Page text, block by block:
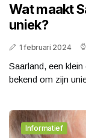
Wat maakt
uniek?
1 februari 2024
Saarland, een
bekend om zijn
Informatief